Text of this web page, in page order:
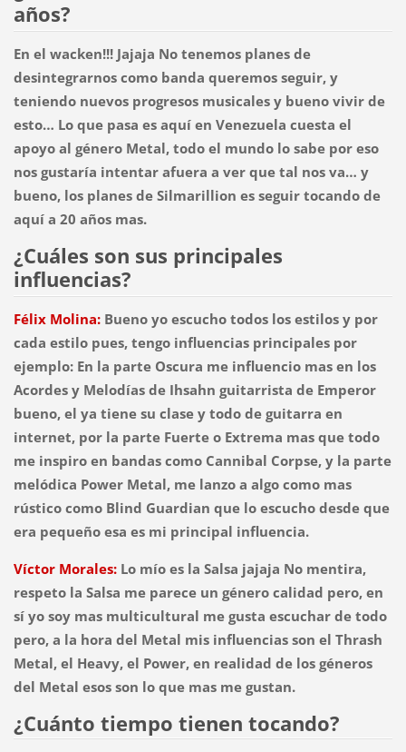
años?
En el wacken!!! Jajaja No tenemos planes de
desintegrarnos como banda queremos seguir, y
teniendo nuevos progresos musicales y bueno vivir de
esto… Lo que pasa es aquí en Venezuela cuesta el
apoyo al género Metal, todo el mundo lo sabe por eso
nos gustaría intentar afuera a ver que tal nos va… y
bueno, los planes de Silmarillion es seguir tocando de
aquí a 20 años mas.
¿Cuáles son sus principales
influencias?
Félix Molina:Bueno yo escucho todos los estilos y por
cada estilo pues, tengo influencias principales por
ejemplo: En la parte Oscura me influencio mas en los
Acordes y Melodías de Ihsahn guitarrista de Emperor
bueno, el ya tiene su clase y todo de guitarra en
internet, por la parte Fuerte o Extrema mas que todo
me inspiro en bandas como Cannibal Corpse, y la parte
melódica Power Metal, me lanzo a algo como mas
rústico como Blind Guardian que lo escucho desde que
era pequeño esa es mi principal influencia.
Víctor Morales: Lo mío es la Salsa jajaja No mentira,
respeto la Salsa me parece un género calidad pero, en
sí yo soy mas multicultural me gusta escuchar de todo
pero, a la hora del Metal mis influencias son el Thrash
Metal, el Heavy, el Power, en realidad de los géneros
del Metal esos son lo que mas me gustan.
¿Cuánto tiempo tienen tocando?